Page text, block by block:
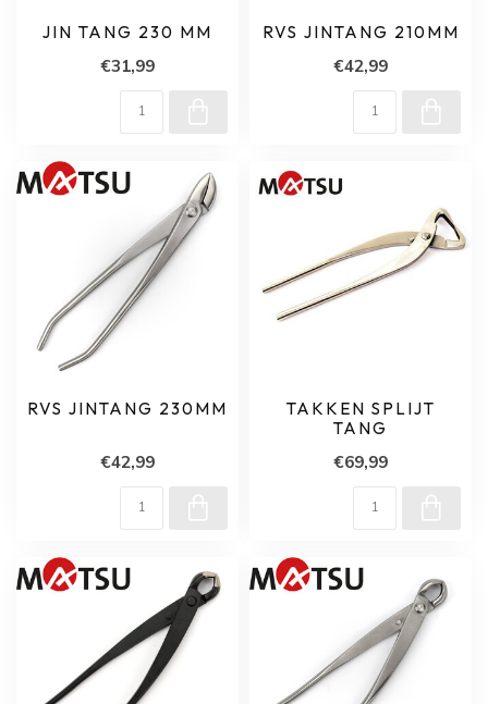
JIN TANG 230 MM
€31,99
RVS JINTANG 210MM
€42,99
RVS JINTANG 230MM
€42,99
TAKKEN SPLIJT
TANG
€69,99